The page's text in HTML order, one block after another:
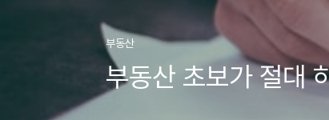
부동산
부동산 초보가 절대